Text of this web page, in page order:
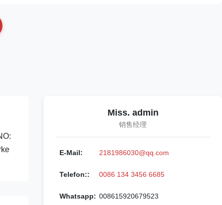
Miss. admin
销售经理
E-Mail: 2181986030@qq.com
Telefon:: 0086 134 3456 6685
Whatsapp: 008615920679523